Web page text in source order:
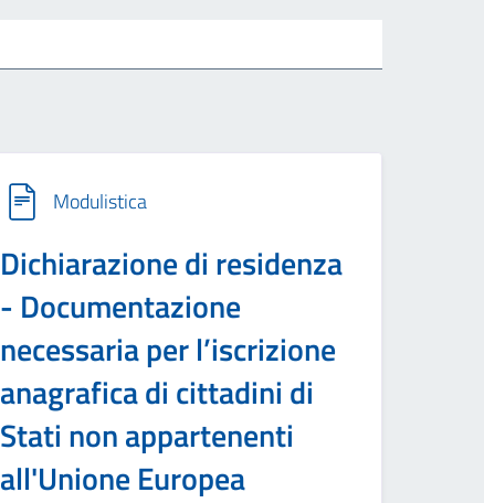
Modulistica
Dichiarazione di residenza
- Documentazione
necessaria per l’iscrizione
anagrafica di cittadini di
Stati non appartenenti
all'Unione Europea